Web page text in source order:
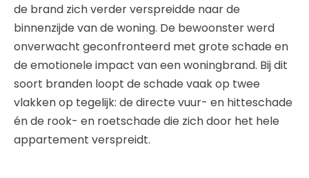
de brand zich verder verspreidde naar de
binnenzijde van de woning. De bewoonster werd
onverwacht geconfronteerd met grote schade en
de emotionele impact van een woningbrand. Bij dit
soort branden loopt de schade vaak op twee
vlakken op tegelijk: de directe vuur- en hitteschade
én de rook- en roetschade die zich door het hele
appartement verspreidt.